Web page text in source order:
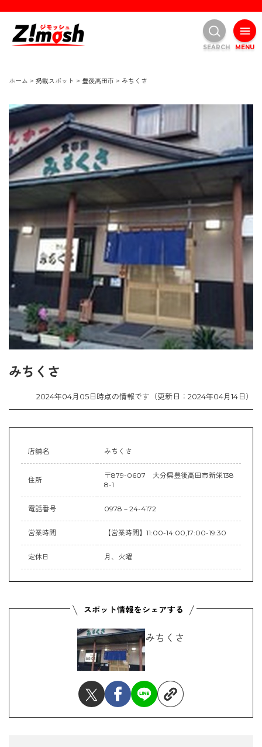
ホーム > 掲載スポット > 豊後高田市 > みちくさ
みちくさ
2024年04月05日時点の情報です（更新日：2024年04月14日）
店舗名 みちくさ
住所
〒879-0607 大分県豊後高田市新栄138
8-1
電話番号 0978－24-4172
営業時間 【営業時間】11:00-14:00,17:00-19:30
定休日 月、火曜
みちくさ
MENU
SEARCH